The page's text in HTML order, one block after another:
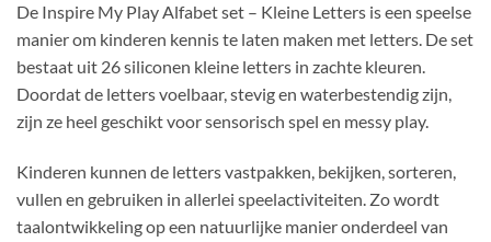
De Inspire My Play Alfabet set – Kleine Letters is een speelse
manier om kinderen kennis te laten maken met letters. De set
bestaat uit 26 siliconen kleine letters in zachte kleuren.
Doordat de letters voelbaar, stevig en waterbestendig zijn,
zijn ze heel geschikt voor sensorisch spel en messy play.
Kinderen kunnen de letters vastpakken, bekijken, sorteren,
vullen en gebruiken in allerlei speelactiviteiten. Zo wordt
taalontwikkeling op een natuurlijke manier onderdeel van